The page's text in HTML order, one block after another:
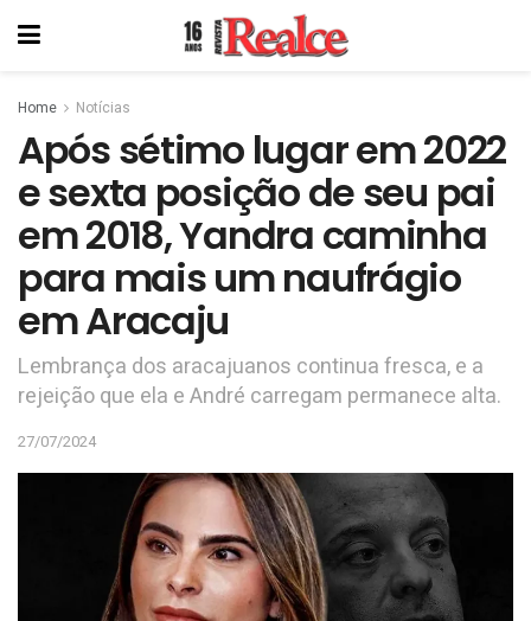
Home Notícias
Após sétimo lugar em 2022
e sexta posição de seu pai
em 2018, Yandra caminha
para mais um naufrágio
em Aracaju
Lembrança dos aracajuanos continua fresca, e a
rejeição que ela e André carregam permanece alta.
27/07/2024